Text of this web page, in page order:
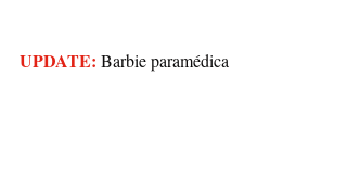
UPDATE: Barbie paramédica